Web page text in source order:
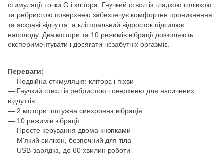
стимуляції точки G і клітора. Гнучкий ствол із гладкою голівкою
та ребристою поверхнею забезпечує комфортне проникнення
та яскраві відчуття, а кліторальний відросток підсилює
насолоду. Два мотори та 10 режимів вібрації дозволяють
експериментувати і досягати незабутніх оргазмів.
────────────────────────────
Переваги:
— Подвійна стимуляція: клітора і піхви
— Гнучкий ствол із ребристою поверхнею для насичених
відчуттів
— 2 мотори: потужна синхронна вібрація
— 10 режимів вібрації
— Просте керування двома кнопками
— М'який силікон, безпечний для тіла
— USB-зарядка, до 60 хвилин роботи
────────────────────────────